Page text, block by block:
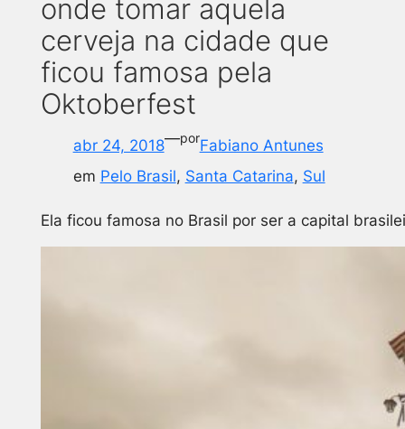
onde tomar aquela
cerveja na cidade que
ficou famosa pela
Oktoberfest
abr 24, 2018—porFabiano Antunes
em Pelo Brasil, Santa Catarina, Sul
Ela ficou famosa no Brasil por ser a capital